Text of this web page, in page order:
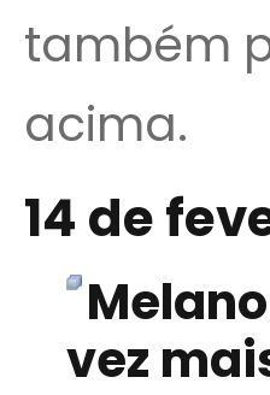
também
acima.
14 de
vez